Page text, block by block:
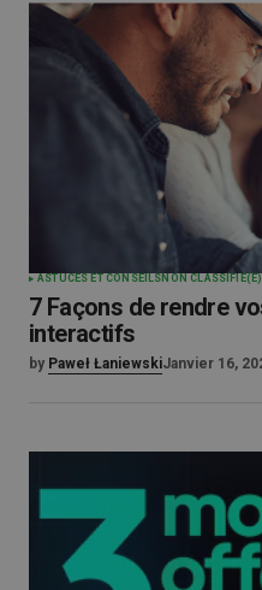
ASTUCES ET CONSEILS NON CLASSIFIÉ(E)
7 Façons de rendre
interactifs
by Paweł ŁaniewskiJanvier 16,